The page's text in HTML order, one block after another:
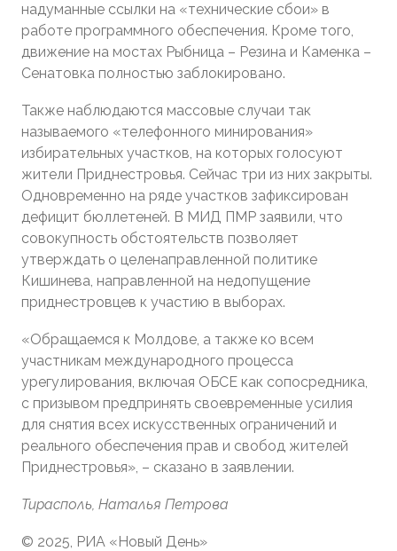
надуманные ссылки на «технические сбои» в
работе программного обеспечения. Кроме того,
движение на мостах Рыбница – Резина и Каменка –
Сенатовка полностью заблокировано.
Также наблюдаются массовые случаи так
называемого «телефонного минирования»
избирательных участков, на которых голосуют
жители Приднестровья. Сейчас три из них закрыты.
Одновременно на ряде участков зафиксирован
дефицит бюллетеней. В МИД ПМР заявили, что
совокупность обстоятельств позволяет
утверждать о целенаправленной политике
Кишинева, направленной на недопущение
приднестровцев к участию в выборах.
«Обращаемся к Молдове, а также ко всем
участникам международного процесса
урегулирования, включая ОБСЕ как сопосредника,
с призывом предпринять своевременные усилия
для снятия всех искусственных ограничений и
реального обеспечения прав и свобод жителей
Приднестровья», – сказано в заявлении.
Тирасполь, Наталья Петрова
© 2025, РИА «Новый День»